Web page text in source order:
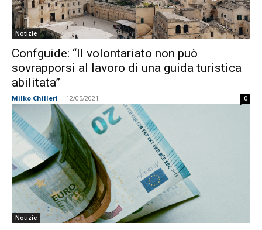
Notizie
Confguide: “Il volontariato non può
sovrapporsi al lavoro di una guida turistica
abilitata”
Milko Chilleri - 12/05/2021 0
Notizie